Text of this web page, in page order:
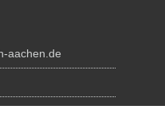
aachen.de